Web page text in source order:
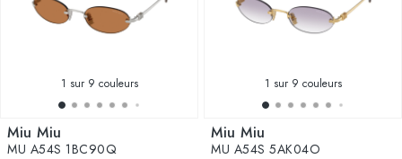
1 sur 9 couleurs
Miu Miu
MU A54S 1BC90Q
1 sur 9 couleurs
Miu Miu
MU A54S 5AK04O